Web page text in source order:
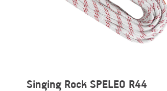
Singing Rock SPELEO R44